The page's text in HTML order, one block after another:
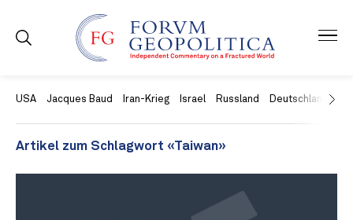
USA Jacques Baud Iran-Krieg Israel Russland Deutschland
Artikel zum Schlagwort «Taiwan»